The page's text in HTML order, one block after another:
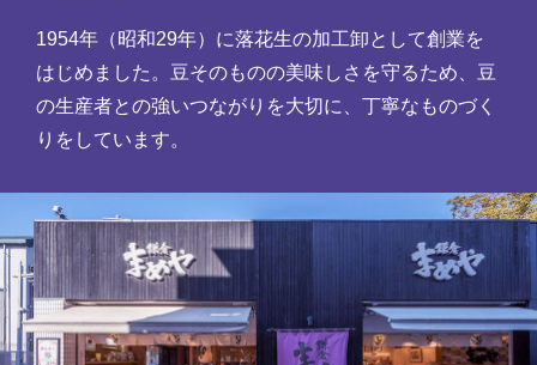
1954年（昭和29年）に落花生の加工卸として創業を
はじめました。豆そのものの美味しさを守るため、豆
の生産者との強いつながりを大切に、丁寧なものづく
りをしています。